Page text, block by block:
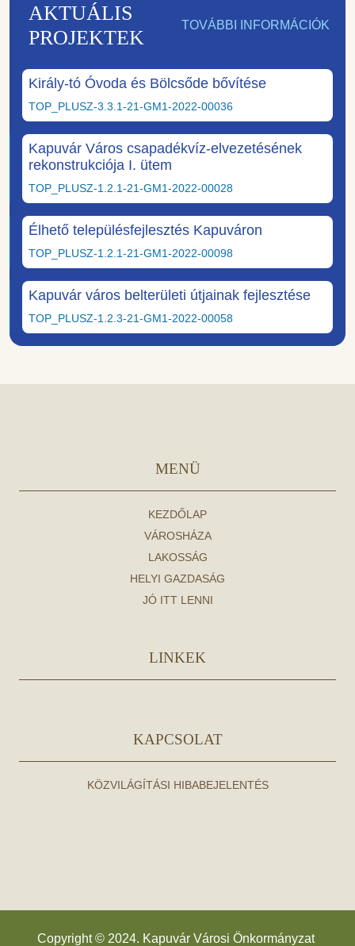
AKTUÁLIS
PROJEKTEK
TOVÁBBI INFORMÁCIÓK
Király-tó Óvoda és Bölcsőde bővítése
TOP_PLUSZ-3.3.1-21-GM1-2022-00036
Kapuvár Város csapadékvíz-elvezetésének
rekonstrukciója I. ütem
TOP_PLUSZ-1.2.1-21-GM1-2022-00028
Élhető településfejlesztés Kapuváron
TOP_PLUSZ-1.2.1-21-GM1-2022-00098
Kapuvár város belterületi útjainak fejlesztése
TOP_PLUSZ-1.2.3-21-GM1-2022-00058
MENÜ
KEZDŐLAP
VÁROSHÁZA
LAKOSSÁG
HELYI GAZDASÁG
JÓ ITT LENNI
LINKEK
KAPCSOLAT
KÖZVILÁGÍTÁSI HIBABEJELENTÉS
Copyright © 2024. Kapuvár Városi Önkormányzat